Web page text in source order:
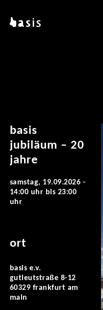
basis
basis
jubiläum – 20
jahre
samstag, 19.09.2026 -
14:00 uhr bis 23:00
uhr
ort
basis e.v.
gutleutstraße 8-12
60329 frankfurt am
main